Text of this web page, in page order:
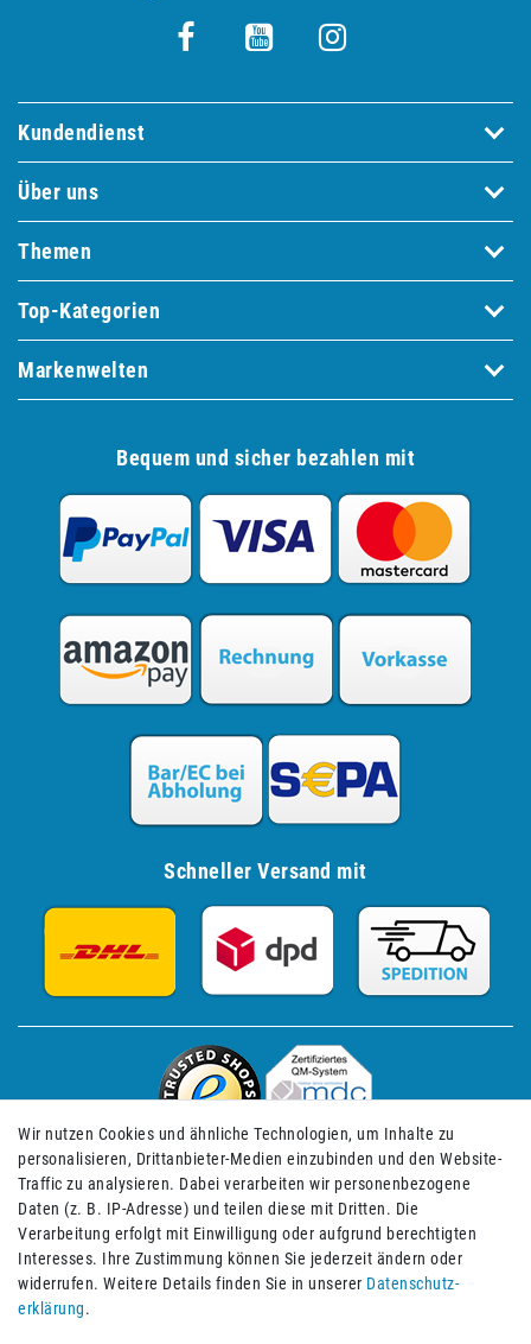
Kundendienst
Über uns
Themen
Top-Kategorien
Markenwelten
Bequem und sicher bezahlen mit
Schneller Versand mit
Impressum Daten­schutz­erklärung AGB
Wir nutzen Cookies und ähnliche Technologien, um Inhalte zu
personalisieren, Drittanbieter-Medien einzubinden und den Website-
Traffic zu analysieren. Dabei verarbeiten wir personenbezogene
Daten (z. B. IP-Adresse) und teilen diese mit Dritten. Die
Verarbeitung erfolgt mit Einwilligung oder aufgrund berechtigten
Interesses. Ihre Zustimmung können Sie jederzeit ändern oder
widerrufen. Weitere Details finden Sie in unserer Daten­schutz­
erklärung.